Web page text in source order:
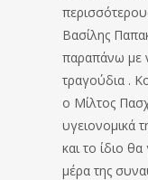
Βασίλης
παραπάνω με
τραγούδια .
ο Μίλτος
υγειονομικά
και το ίδιο
μέρα της